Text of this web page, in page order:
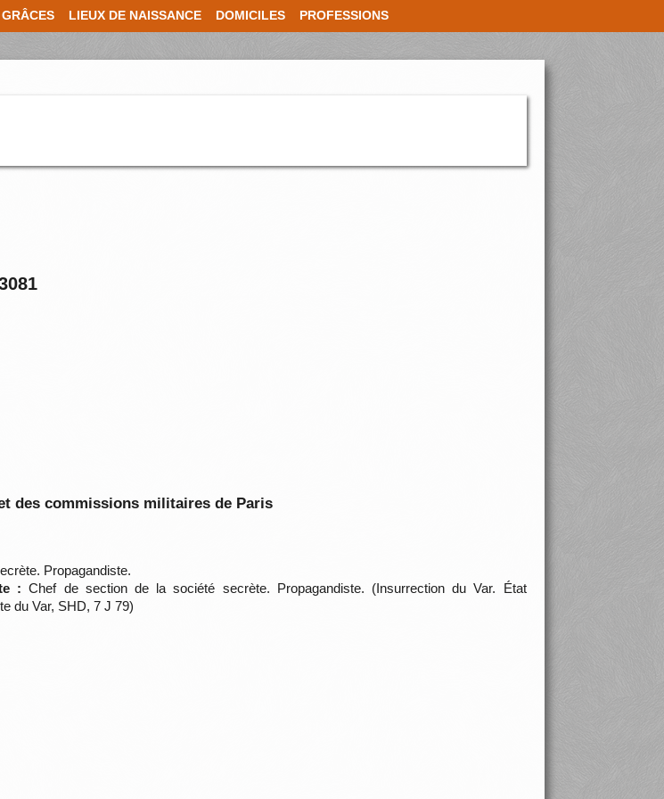
GRÂCES LIEUX DE NAISSANCE DOMICILES PROFESSIONS
des commissions militaires de Paris
Propagandiste.
: Chef de section de la société secrète. Propagandiste. (Insurrection du Var. État
du Var, SHD, 7 J 79)